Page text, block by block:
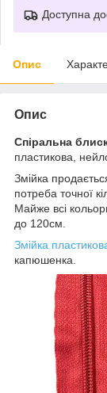
Доступна
Опис
Опис
Спіральна
пластикова,
Змійка
потреба точної
Майже всі
до 120см.
Змійка
капюшенка.